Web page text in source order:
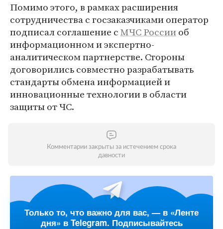
Помимо этого, в рамках расширения
сотрудничества с госзаказчиками оператор
подписал соглашение сМЧС Россииоб
информационном и экспертно-
аналитическом партнерстве. Стороны
договорились совместно разрабатывать
стандарты обмена информацией и
инновационные технологии в области
защиты от ЧС.
Комментарии закрыты за истечением срока
давности
Только то, что важно для вас, — в «Ленте
дня» в Telegram. Подписывайтесь